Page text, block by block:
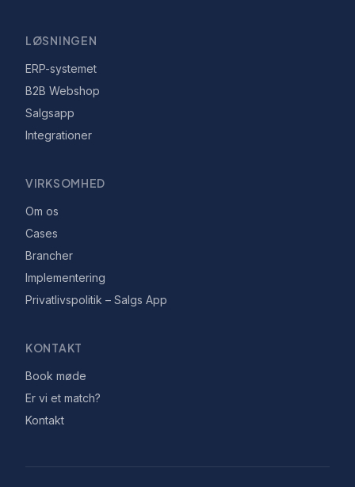
LØSNINGEN
ERP-systemet
B2B Webshop
Salgsapp
Integrationer
VIRKSOMHED
Om os
Cases
Brancher
Implementering
Privatlivspolitik – Salgs App
KONTAKT
Book møde
Er vi et match?
Kontakt